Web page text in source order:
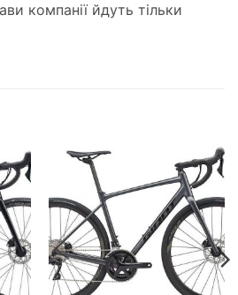
компанії йдуть тільки